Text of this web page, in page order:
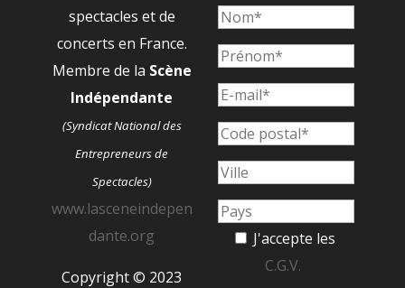
spectacles et de
concerts en France.
Membre de la Scène
Indépendante
(Syndicat National des
Entrepreneurs de
Spectacles)
www.lasceneindepen
dante.org
Copyright © 2023
J'accepte les
C.G.V.